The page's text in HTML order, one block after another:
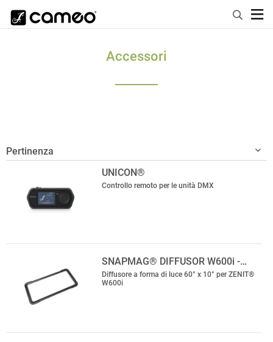
Accessori
UNICON®
Controllo remoto per le unità DMX
SNAPMAG® DIFFUSOR W600i -…
Diffusore a forma di luce 60° x 10° per ZENIT®
W600i